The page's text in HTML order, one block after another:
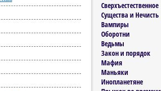
Сверхъестественное
Существа и Нечисть
Вампиры
Оборотни
Ведьмы
Закон и порядок
Мафия
Маньяки
Инопланетяне